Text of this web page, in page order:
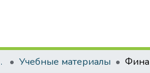
Учебные материалы